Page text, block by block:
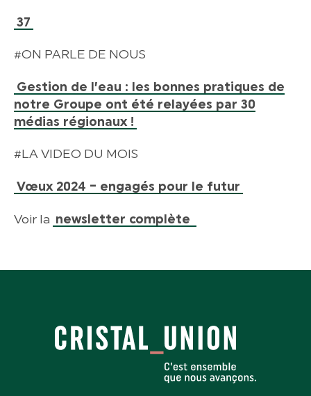
37
#ON PARLE DE NOUS
Gestion de l’eau : les bonnes pratiques de
notre Groupe ont été relayées par 30
médias régionaux !
#LA VIDEO DU MOIS
Vœux 2024 – engagés pour le futur
Voir la newsletter complète